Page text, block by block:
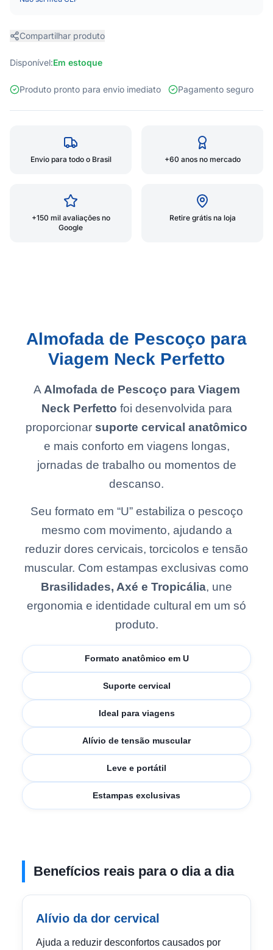
Compartilhar produto
Disponível:Em estoque
Produto pronto para envio imediato Pagamento seguro
Envio para todo o Brasil +60 anos no mercado
+150 mil avaliações no
Google
Retire grátis na loja
Almofada de Pescoço para
Viagem Neck Perfetto
A Almofada de Pescoço para Viagem
Neck Perfetto foi desenvolvida para
proporcionar suporte cervical anatômico
e mais conforto em viagens longas,
jornadas de trabalho ou momentos de
descanso.
Seu formato em “U” estabiliza o pescoço
mesmo com movimento, ajudando a
reduzir dores cervicais, torcicolos e tensão
muscular. Com estampas exclusivas como
Brasilidades, Axé e Tropicália, une
ergonomia e identidade cultural em um só
produto.
Formato anatômico em U
Suporte cervical
Ideal para viagens
Alívio de tensão muscular
Leve e portátil
Estampas exclusivas
Benefícios reais para o dia a dia
Alívio da dor cervical
Ajuda a reduzir desconfortos causados por